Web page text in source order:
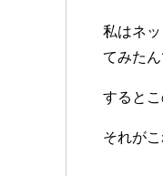
私はネ
てみたん
すると
それがこ